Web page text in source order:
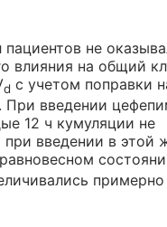
пациентов не
влияния на общий
d с учетом поправки
При введении
12 ч кумуляции не
при введении в этой
примерно